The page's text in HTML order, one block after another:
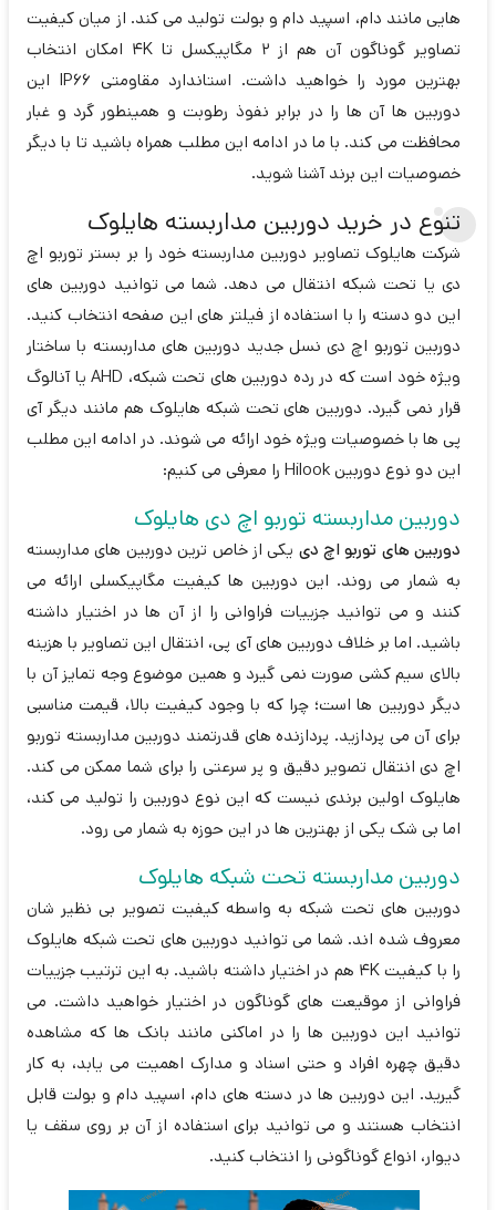
هایی مانند دام، اسپید دام و بولت تولید می کند. از میان کیفیت
تصاویر گوناگون آن هم از 2 مگاپیکسل تا 4K امکان انتخاب
بهترین مورد را خواهید داشت. استاندارد مقاومتی IP66 این
دوربین ها آن ها را در برابر نفوذ رطوبت و همینطور گرد و غبار
محافظت می کند. با ما در ادامه این مطلب همراه باشید تا با دیگر
خصوصیات این برند آشنا شوید.
تنوع در خرید دوربین مداربسته هایلوک
شرکت هایلوک تصاویر دوربین مداربسته خود را بر بستر توربو اچ
دی یا تحت شبکه انتقال می دهد. شما می توانید دوربین های
این دو دسته را با استفاده از فیلتر های این صفحه انتخاب کنید.
دوربین توربو اچ دی نسل جدید دوربین های مداربسته با ساختار
ویژه خود است که در رده دوربین های تحت شبکه، AHD یا آنالوگ
قرار نمی گیرد. دوربین های تحت شبکه هایلوک هم مانند دیگر آی
پی ها با خصوصیات ویژه خود ارائه می شوند. در ادامه این مطلب
این دو نوع دوربین Hilook را معرفی می کنیم:
دوربین مداربسته توربو اچ دی هایلوک
دوربین های توربو اچ دی یکی از خاص ترین دوربین های مداربسته
به شمار می روند. این دوربین ها کیفیت مگاپیکسلی ارائه می
کنند و می توانید جزییات فراوانی را از آن ها در اختیار داشته
باشید. اما بر خلاف دوربین های آی پی، انتقال این تصاویر با هزینه
بالای سیم کشی صورت نمی گیرد و همین موضوع وجه تمایز آن با
دیگر دوربین ها است؛ چرا که با وجود کیفیت بالا، قیمت مناسبی
برای آن می پردازید. پردازنده های قدرتمند دوربین مداربسته توربو
اچ دی انتقال تصویر دقیق و پر سرعتی را برای شما ممکن می کند.
هایلوک اولین برندی نیست که این نوع دوربین را تولید می کند،
اما بی شک یکی از بهترین ها در این حوزه به شمار می رود.
دوربین مداربسته تحت شبکه هایلوک
دوربین های تحت شبکه به واسطه کیفیت تصویر بی نظیر شان
معروف شده اند. شما می توانید دوربین های تحت شبکه هایلوک
را با کیفیت 4K هم در اختیار داشته باشید. به این ترتیب جزییات
فراوانی از موقیعت های گوناگون در اختیار خواهید داشت. می
توانید این دوربین ها را در اماکنی مانند بانک ها که مشاهده
دقیق چهره افراد و حتی اسناد و مدارک اهمیت می یابد، به کار
گیرید. این دوربین ها در دسته های دام، اسپید دام و بولت قابل
انتخاب هستند و می توانید برای استفاده از آن بر روی سقف یا
دیوار، انواع گوناگونی را انتخاب کنید.